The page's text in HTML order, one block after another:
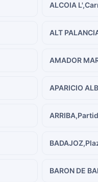
ALCOIA
ALT
AMADOR
APARICIO
BARON DE